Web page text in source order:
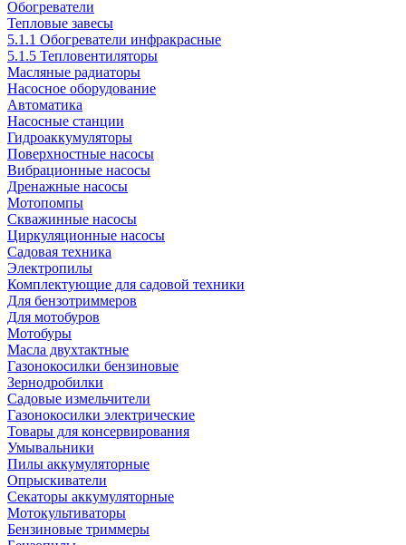
Обогреватели
Тепловые завесы
5.1.1 Обогреватели инфракрасные
5.1.5 Тепловентиляторы
Масляные радиаторы
Насосное оборудование
Автоматика
Насосные станции
Гидроаккумуляторы
Поверхностные насосы
Вибрационные насосы
Дренажные насосы
Мотопомпы
Скважинные насосы
Циркуляционные насосы
Садовая техника
Электропилы
Комплектующие для садовой техники
Для бензотриммеров
Для мотобуров
Мотобуры
Масла двухтактные
Газонокосилки бензиновые
Зернодробилки
Садовые измельчители
Газонокосилки электрические
Товары для консервирования
Умывальники
Пилы аккумуляторные
Опрыскиватели
Секаторы аккумуляторные
Мотокультиваторы
Бензиновые триммеры